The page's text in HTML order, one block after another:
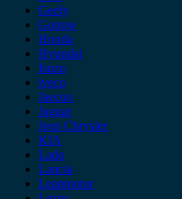
Geely
Gonow
Honda
Hyundai
Isuzu
iveco
Jaecoo
Jaguar
Jeep Chrysler
KIA
Lada
Lancia
Leapmotor